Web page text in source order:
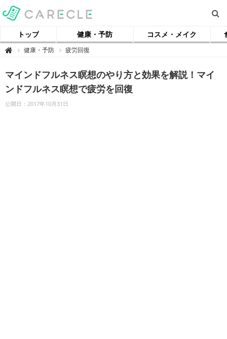
トップ 健康・予防 コスメ・メイク
 【
ル
健康・予防 疲労回復
マインドフルネス瞑想のやり方と効果を解説！マイ
ンドフルネス瞑想で疲労を回復
公開日：2017年10月31日